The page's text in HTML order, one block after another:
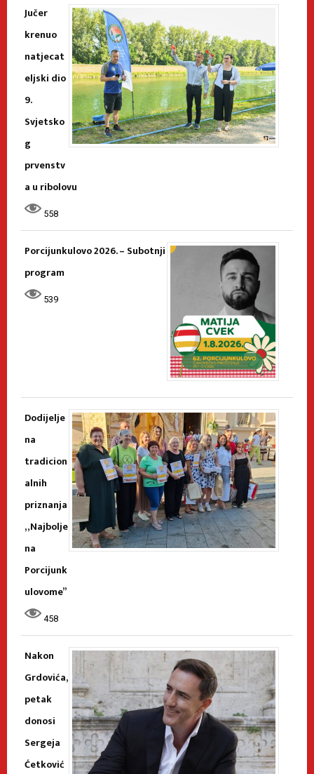
Jučer
krenuo
natjecat
eljski dio
9.
Svjetsko
g
prvenstv
a u ribolovu
558
Porcijunkulovo 2026. – Subotnji
program
539
Dodijelje
na
tradicion
alnih
priznanja
„Najbolje
na
Porcijunk
ulovome”
458
Nakon
Grdovića,
petak
donosi
Sergeja
Ćetković